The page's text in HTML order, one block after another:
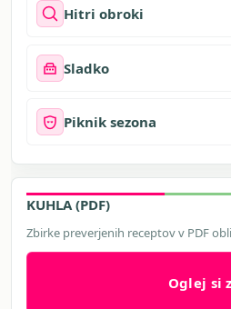
Hitri obroki
Sladko
Piknik sezona
KUHLA (PDF)
Zbirke preverjenih receptov v PDF
Oglej si